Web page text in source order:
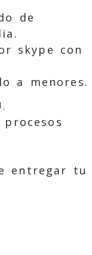
de
skype con
a menores.
entregar tu